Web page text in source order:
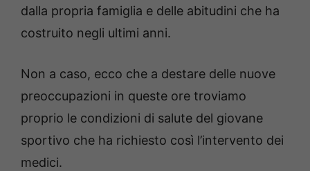
dalla propria famiglia e delle abitudini che ha
costruito negli ultimi anni.
Non a caso, ecco che a destare delle nuove
preoccupazioni in queste ore troviamo
proprio le condizioni di salute del giovane
sportivo che ha richiesto così l’intervento dei
medici.